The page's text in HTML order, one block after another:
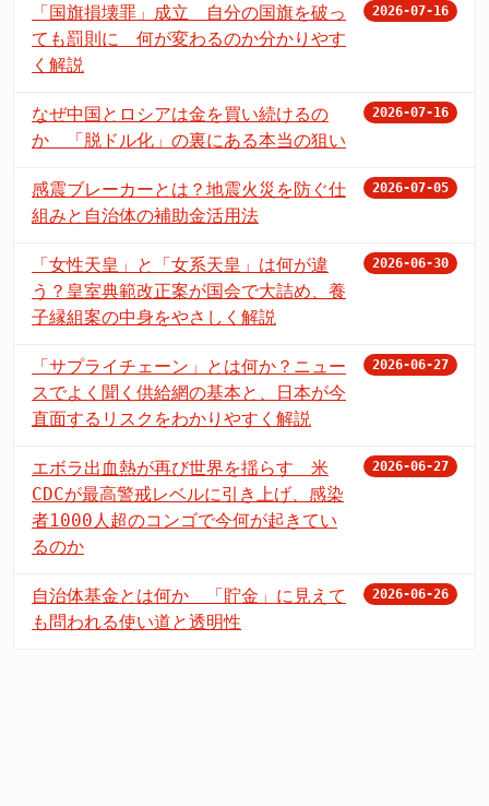
「国旗損壊罪」成立 自分の国旗を破っ
ても罰則に 何が変わるのか分かりやす
く解説
2026-07-16
なぜ中国とロシアは金を買い続けるの
か 「脱ドル化」の裏にある本当の狙い
2026-07-16
感震ブレーカーとは？地震火災を防ぐ仕
組みと自治体の補助金活用法
2026-07-05
「女性天皇」と「女系天皇」は何が違
う？皇室典範改正案が国会で大詰め、養
子縁組案の中身をやさしく解説
2026-06-30
「サプライチェーン」とは何か？ニュー
スでよく聞く供給網の基本と、日本が今
直面するリスクをわかりやすく解説
2026-06-27
エボラ出血熱が再び世界を揺らす 米
CDCが最高警戒レベルに引き上げ、感染
者1000人超のコンゴで今何が起きてい
るのか
2026-06-27
自治体基金とは何か 「貯金」に見えて
も問われる使い道と透明性
2026-06-26